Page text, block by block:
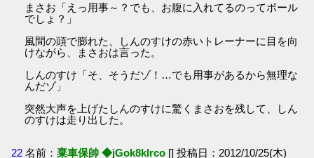
まさお「えっ用事～？でも、お腹に入れてるのってボール
でしょ？」
風間の頭で膨れた、しんのすけの赤いトレーナーに目を向
けながら、まさおは言った。
しんのすけ「そ、そうだゾ！…でも用事があるから無理な
んだゾ」
突然大声を上げたしんのすけに驚くまさおを残して、しん
のすけは走り出した。
22 名前：棄車保帥 ◆jGok8klrco [] 投稿日：2012/10/25(木)